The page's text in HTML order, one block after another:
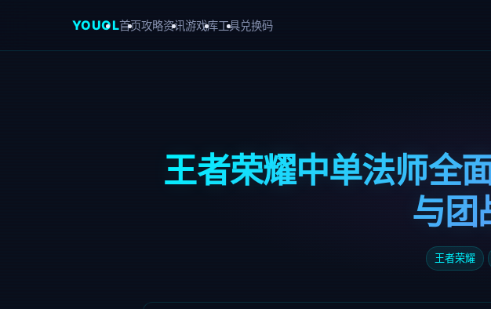
YOUOL首页攻略资讯游戏库工具兑换码
王者荣耀中单法师全
与团
王者荣耀